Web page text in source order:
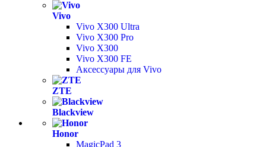
Vivo
Vivo X300 Ultra
Vivo X300 Pro
Vivo X300
Vivo X300 FE
Аксессуары для Vivo
ZTE
Blackview
Honor
MagicPad 3